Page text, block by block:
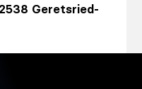
Geretsried-